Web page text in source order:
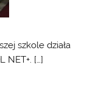
szkole działa
NET+. […]